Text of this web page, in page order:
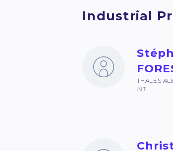
Industrial
THALES
AIT